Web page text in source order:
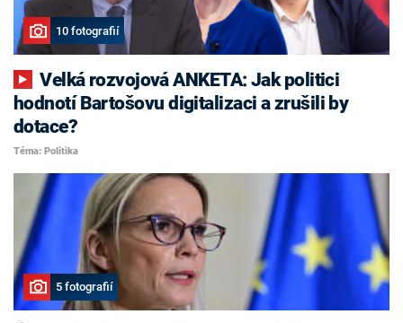
10 fotografií
Velká rozvojová ANKETA: Jak politici
hodnotí Bartošovu digitalizaci a zrušili by
dotace?
Téma: Politika
5 fotografií